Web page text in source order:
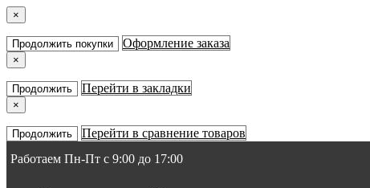
×
Продолжить покупки Оформление заказа
×
Продолжить Перейти в закладки
×
Продолжить
Перейти в сравнение товаров
Работаем Пн-Пт с 9:00 до 17:00